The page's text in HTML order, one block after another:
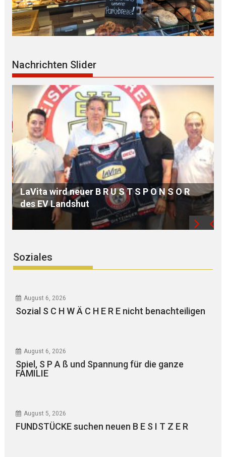
Nachrichten Slider
MdB Oßner: E L E K T R I F I Z I E R U N G der
Bahnstrecke MÜHLDORF-LANDSHUT stärkt
die Region
Soziales
August 6, 2026
Sozial S C H W Ä C H E R E nicht benachteiligen
August 6, 2026
Spiel, S P A ß und Spannung für die ganze
FAMILIE
August 5, 2026
FUNDSTÜCKE suchen neuen B E S I T Z E R